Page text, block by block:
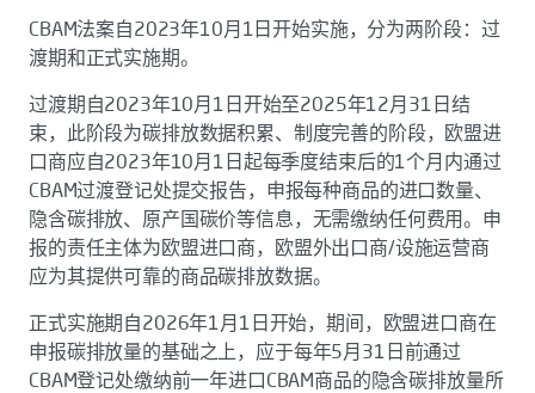
CBAM法案自2023年10月1日开始实施，分为两阶段：过
渡期和正式实施期。
过渡期自2023年10月1日开始至2025年12月31日结
束，此阶段为碳排放数据积累、制度完善的阶段，欧盟进
口商应自2023年10月1日起每季度结束后的1个月内通过
CBAM过渡登记处提交报告，申报每种商品的进口数量、
隐含碳排放、原产国碳价等信息，无需缴纳任何费用。申
报的责任主体为欧盟进口商，欧盟外出口商/设施运营商
应为其提供可靠的商品碳排放数据。
正式实施期自2026年1月1日开始，期间，欧盟进口商在
申报碳排放量的基础之上，应于每年5月31日前通过
CBAM登记处缴纳前一年进口CBAM商品的隐含碳排放量所